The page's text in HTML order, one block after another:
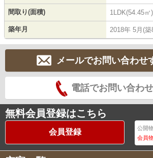
間取り(面積) 1LDK(54.45㎡)
築年月 2018年 5月(築
メールでお問い合わせ
電話でお問い合わ
無料会員登録はこちら
会員登録 公開
会員